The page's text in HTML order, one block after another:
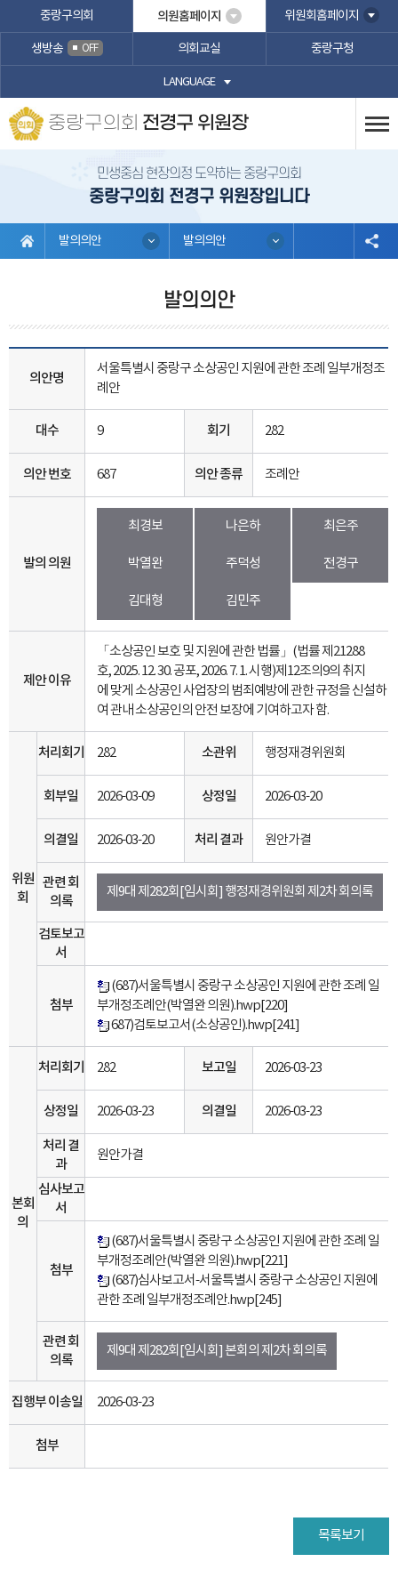
본문바로가기
중랑구의회 의원홈페이지 위원회홈페이지
생방송 OFF 의회교실 중랑구청
LANGUAGE
중랑구의회 전경구 위원장
민생중심 현장의정 도약하는 중랑구의회
중랑구의회 전경구 위원장입니다
발의의안 발의의안
발의의안
의안명
서울특별시 중랑구 소상공인 지원에 관한 조례 일부개정조
례안
대수 9 회기 282
의안 번호 687 의안 종류 조례안
발의 의원
최경보 나은하 최은주
박열완 주덕성 전경구
김대형 김민주
제안 이유
「소상공인 보호 및 지원에 관한 법률」(법률 제21288
호, 2025. 12. 30. 공포, 2026. 7. 1. 시행)제12조의9의 취지
에 맞게 소상공인 사업장의 범죄예방에 관한 규정을 신설하
여 관내 소상공인의 안전 보장에 기여하고자 함.
위원
회
처리회기 282 소관위 행정재경위원회
회부일 2026-03-09 상정일 2026-03-20
의결일 2026-03-20 처리 결과 원안가결
관련 회
의록
제9대 제282회[임시회] 행정재경위원회 제2차 회의록
검토보고
서
첨부
(687)서울특별시 중랑구 소상공인 지원에 관한 조례 일
부개정조례안(박열완 의원).hwp[220]
687)검토보고서(소상공인).hwp[241]
본회
의
처리회기 282 보고일 2026-03-23
상정일 2026-03-23 의결일 2026-03-23
처리 결
과
원안가결
심사보고
서
첨부
(687)서울특별시 중랑구 소상공인 지원에 관한 조례 일
부개정조례안(박열완 의원).hwp[221]
(687)심사보고서-서울특별시 중랑구 소상공인 지원에
관한 조례 일부개정조례안.hwp[245]
관련 회
의록
제9대 제282회[임시회] 본회의 제2차 회의록
집행부 이송일 2026-03-23
첨부
목록보기